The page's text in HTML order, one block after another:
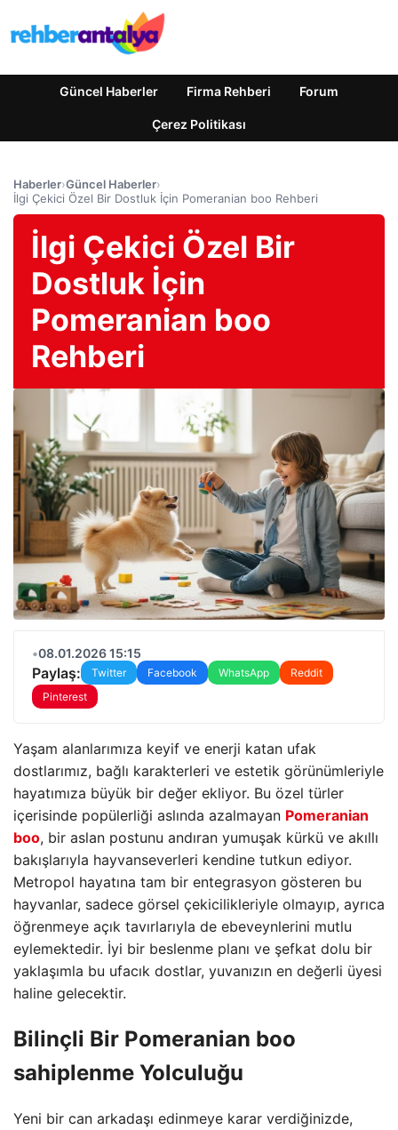
Güncel Haberler Firma Rehberi Forum
Çerez Politikası
Haberler›Güncel Haberler›
İlgi Çekici Özel Bir Dostluk İçin Pomeranian boo Rehberi
İlgi Çekici Özel Bir
Dostluk İçin
Pomeranian boo
Rehberi
•08.01.2026 15:15
Paylaş: Twitter Facebook WhatsApp
Reddit
Pinterest
Yaşam alanlarımıza keyif ve enerji katan ufak
dostlarımız, bağlı karakterleri ve estetik görünümleriyle
hayatımıza büyük bir değer ekliyor. Bu özel türler
içerisinde popülerliği aslında azalmayan Pomeranian
boo, bir aslan postunu andıran yumuşak kürkü ve akıllı
bakışlarıyla hayvanseverleri kendine tutkun ediyor.
Metropol hayatına tam bir entegrasyon gösteren bu
hayvanlar, sadece görsel çekicilikleriyle olmayıp, ayrıca
öğrenmeye açık tavırlarıyla de ebeveynlerini mutlu
eylemektedir. İyi bir beslenme planı ve şefkat dolu bir
yaklaşımla bu ufacık dostlar, yuvanızın en değerli üyesi
haline gelecektir.
Bilinçli Bir Pomeranian boo
sahiplenme Yolculuğu
Yeni bir can arkadaşı edinmeye karar verdiğinizde,